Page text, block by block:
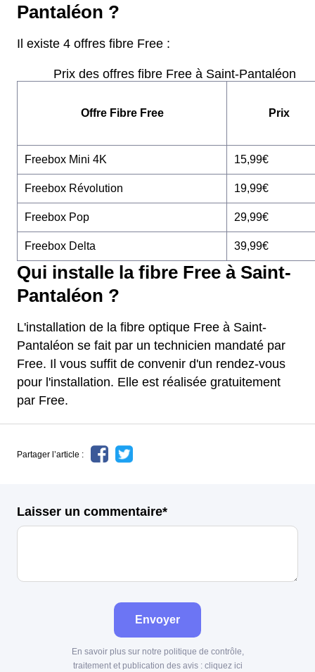
Pantaléon ?
Il existe 4 offres fibre Free :
Prix des offres fibre Free à Saint-Pantaléon
Offre Fibre Free Prix
Freebox Mini 4K 15,99€
Freebox Révolution 19,99€
Freebox Pop 29,99€
Freebox Delta 39,99€
Qui installe la fibre Free à Saint-
Pantaléon ?
L'installation de la fibre optique Free à Saint-
Pantaléon se fait par un technicien mandaté par
Free. Il vous suffit de convenir d'un rendez-vous
pour l'installation. Elle est réalisée gratuitement
par Free.
Partager l’article :
Laisser un commentaire*
Envoyer
En savoir plus sur notre politique de contrôle,
traitement et publication des avis : cliquez ici